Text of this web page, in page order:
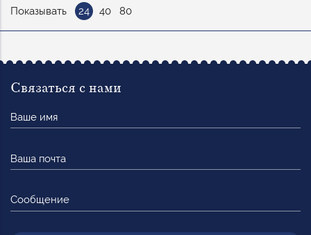
Показывать 24 40 80
Связаться с нами
имя
почта
Сообщение